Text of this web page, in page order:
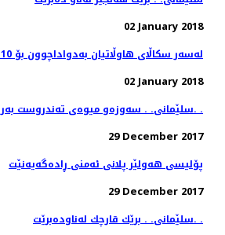
02 January 2018
02 January 2018
سلێمانی. . سه‌وزه‌و میوه‌ی ته‌ندروست به‌رهه‌م ده‌هێنرێت. .
29 December 2017
پۆلیسی هەولێر پلانی ئەمنی ڕادەگەیەنێت
29 December 2017
سلێمانی. . برێك قارچك له‌ناوده‌برێت. .